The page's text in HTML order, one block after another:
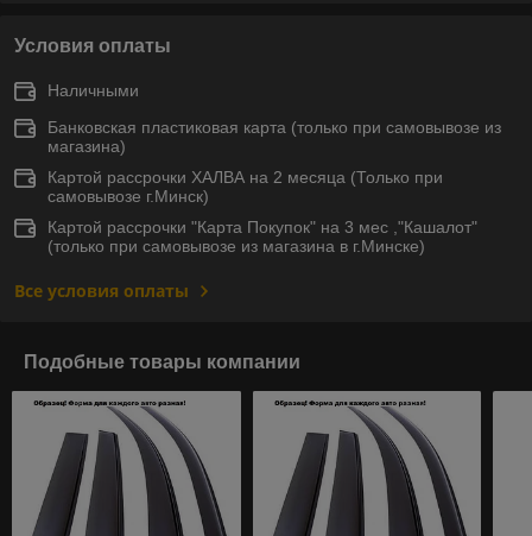
Условия оплаты
Наличными
Банковская пластиковая карта (только при самовывозе из
магазина)
Картой рассрочки ХАЛВА на 2 месяца (Только при
самовывозе г.Минск)
Картой рассрочки "Карта Покупок" на 3 мес ,"Кашалот"
(только при самовывозе из магазина в г.Минске)
Все условия оплаты
Подобные товары компании